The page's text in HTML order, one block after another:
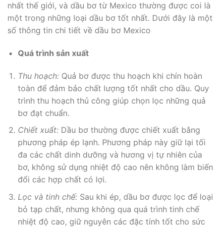
nhất thế giới, và dầu bơ từ Mexico thường được coi là
một trong những loại dầu bơ tốt nhất. Dưới đây là một
số thông tin chi tiết về dầu bơ Mexico
Quá trình sản xuất
Thu hoạch:Quả bơ được thu hoạch khi chín hoàn
toàn để đảm bảo chất lượng tốt nhất cho dầu. Quy
trình thu hoạch thủ công giúp chọn lọc những quả
bơ đạt chuẩn.
Chiết xuất:Dầu bơ thường được chiết xuất bằng
phương pháp ép lạnh. Phương pháp này giữ lại tối
đa các chất dinh dưỡng và hương vị tự nhiên của
bơ, không sử dụng nhiệt độ cao nên không làm biến
đổi các hợp chất có lợi.
Lọc và tinh chế:Sau khi ép, dầu bơ được lọc để loại
bỏ tạp chất, nhưng không qua quá trình tinh chế
nhiệt độ cao, giữ nguyên các đặc tính tốt cho sức